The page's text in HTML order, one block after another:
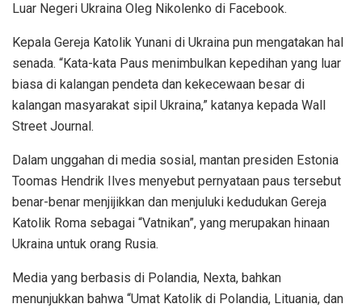
Luar Negeri Ukraina Oleg Nikolenko di Facebook.
Kepala Gereja Katolik Yunani di Ukraina pun mengatakan hal
senada. “Kata-kata Paus menimbulkan kepedihan yang luar
biasa di kalangan pendeta dan kekecewaan besar di
kalangan masyarakat sipil Ukraina,” katanya kepada Wall
Street Journal.
Dalam unggahan di media sosial, mantan presiden Estonia
Toomas Hendrik Ilves menyebut pernyataan paus tersebut
benar-benar menjijikkan dan menjuluki kedudukan Gereja
Katolik Roma sebagai “Vatnikan”, yang merupakan hinaan
Ukraina untuk orang Rusia.
Media yang berbasis di Polandia, Nexta, bahkan
menunjukkan bahwa “Umat Katolik di Polandia, Lituania, dan